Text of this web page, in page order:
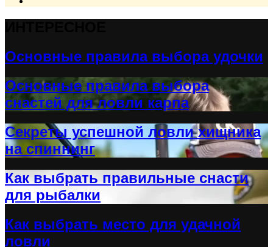
Основные правила выбора удочки
Основные правила выбора
снастей для ловли карпа
Секреты успешной ловли хищника
на спиннинг
Как выбрать правильные снасти
для рыбалки
Как выбрать место для удачной
ловли